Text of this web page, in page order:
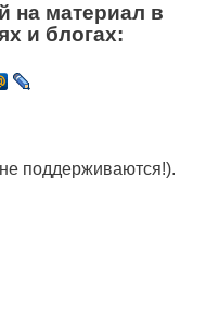
на материал в
и блогах:
поддерживаются!).